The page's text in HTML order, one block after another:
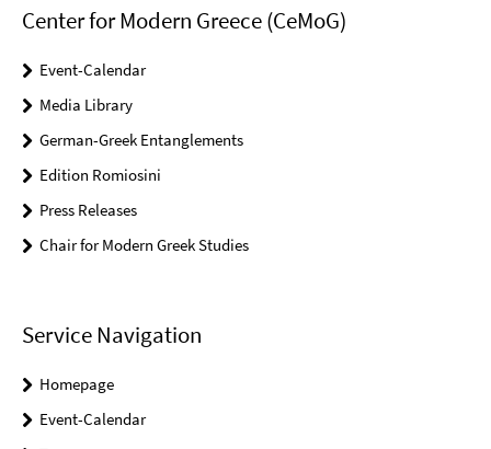
Center for Modern Greece (CeMoG)
Event-Calendar
Media Library
German-Greek Entanglements
Edition Romiosini
Press Releases
Chair for Modern Greek Studies
Service Navigation
Homepage
Event-Calendar